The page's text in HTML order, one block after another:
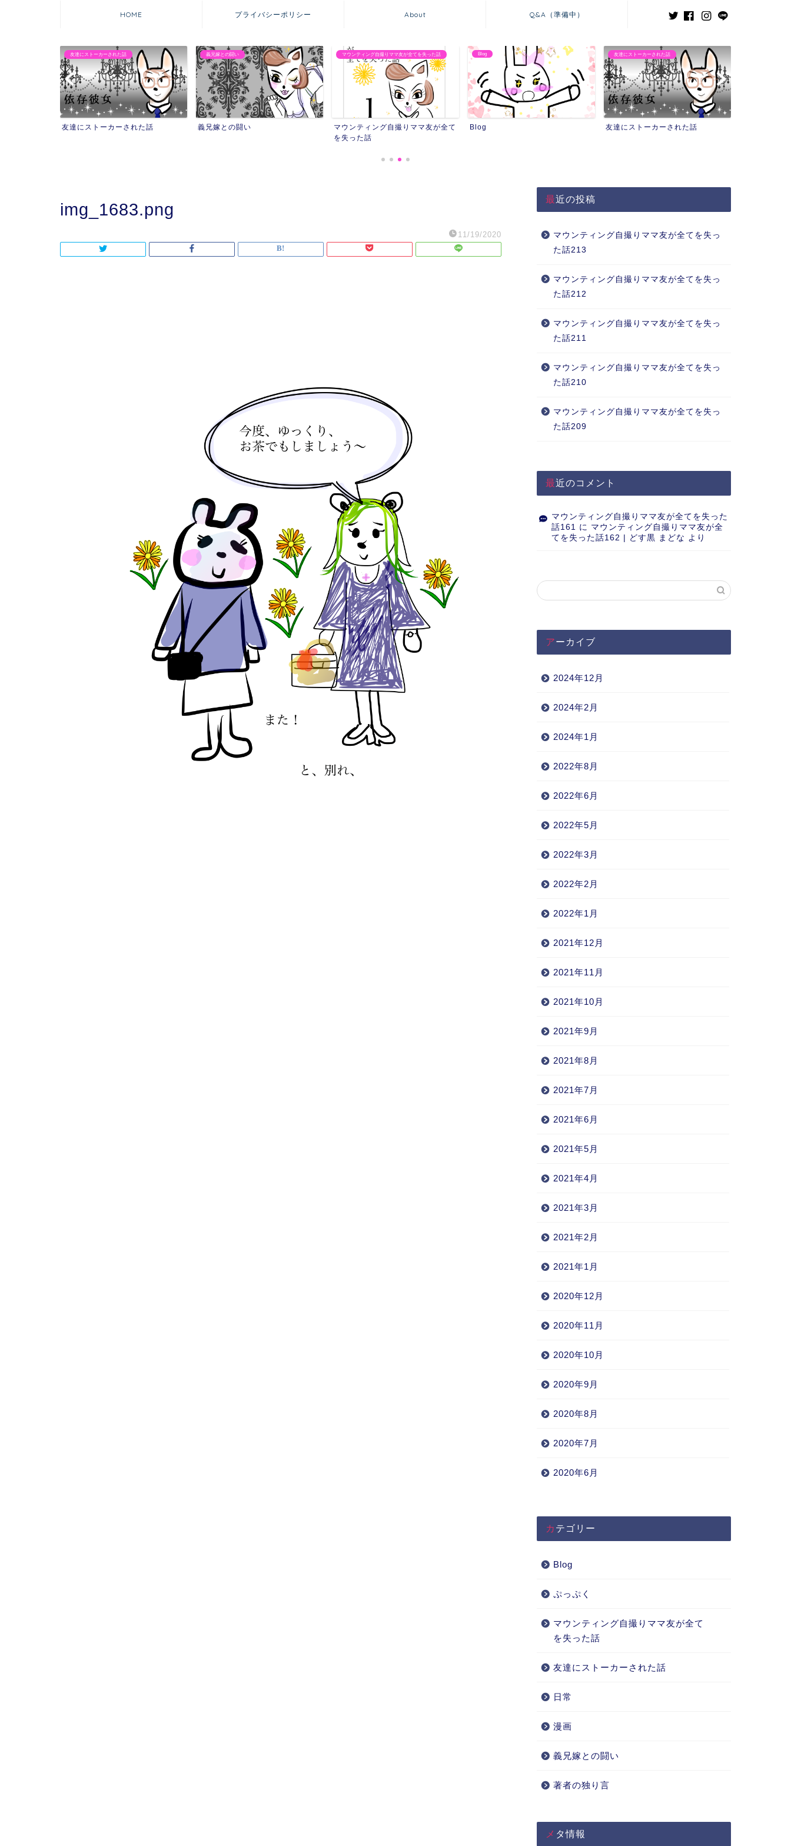
HOME プライバシーポリシー About Q&A（準備中）
友達にストーカーされた話
友達にストーカーされた話
義兄嫁との闘い
義兄嫁との闘い
マウンティング自撮りママ友が全てを失った話
マウンティング自撮りママ友が全て
を失った話
Blog
Blog
友達にストーカーされた話
友達にストーカーされた話
img_1683.png
11/19/2020
最近の投稿
マウンティング自撮りママ友が全てを失っ
た話213
マウンティング自撮りママ友が全てを失っ
た話212
マウンティング自撮りママ友が全てを失っ
た話211
マウンティング自撮りママ友が全てを失っ
た話210
マウンティング自撮りママ友が全てを失っ
た話209
最近のコメント
マウンティング自撮りママ友が全てを失った
話161 に マウンティング自撮りママ友が全
てを失った話162 | どす黒 まどな より
アーカイブ
2024年12月
2024年2月
2024年1月
2022年8月
2022年6月
2022年5月
2022年3月
2022年2月
2022年1月
2021年12月
2021年11月
2021年10月
2021年9月
2021年8月
2021年7月
2021年6月
2021年5月
2021年4月
2021年3月
2021年2月
2021年1月
2020年12月
2020年11月
2020年10月
2020年9月
2020年8月
2020年7月
2020年6月
カテゴリー
Blog
ぷっぷく
マウンティング自撮りママ友が全て
を失った話
友達にストーカーされた話
日常
漫画
義兄嫁との闘い
著者の独り言
メタ情報